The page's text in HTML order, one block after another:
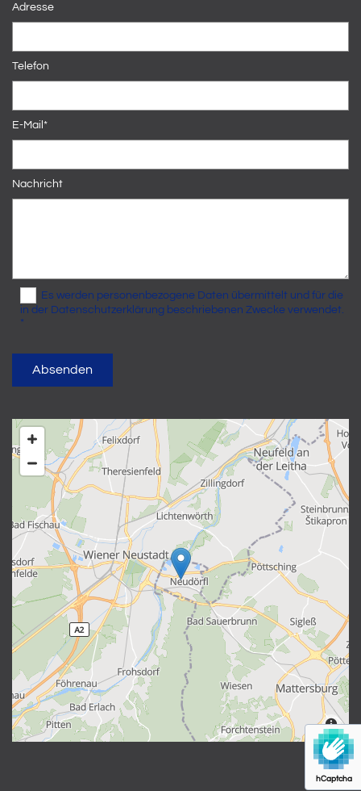
Adresse
Telefon
E-Mail*
Nachricht
Es werden personenbezogene Daten übermittelt und für die
in der Datenschutzerklärung beschriebenen Zwecke verwendet.
*
hCaptcha